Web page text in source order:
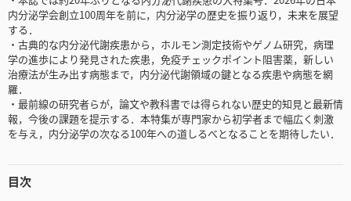
内分泌学会創立100周年を前に，内分泌学の歴史を振り返り，未来を展望
する．
・古典的な内分泌代謝疾患から，ホルモン測定技術やゲノム研究，病理
学の進歩により発見された疾患，免疫チェックポイント阻害薬，新しい
治療法が生み出す病態まで，内分泌代謝領域の鍵となる疾患や病態を網
羅．
・最前線の研究者らが，論文や教科書では得られない歴史的知見と最新情
報，今後の課題を提示する．本特集が専門家から初学者まで幅広く刺激
を与え，内分泌学の次なる100年への道しるべとなることを期待したい．
目次